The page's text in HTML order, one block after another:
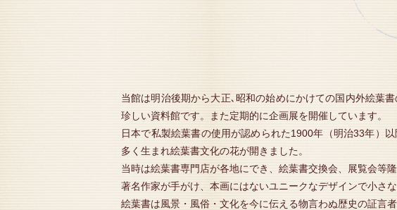
当館は明治後期から大正､昭和の始めにかけての国内外絵葉
珍しい資料館です。また定期的に企画展を開催しています。
日本で私製絵葉書の使用が認められた1900年（明治33年）
多く生まれ絵葉書文化の花が開きました。
当時は絵葉書専門店が各地にでき、絵葉書交換会、展覧会等
著名作家が手がけ、本画にはないユニークなデザインで小さ
絵葉書は風景・風俗・文化を今に伝える物言わぬ歴史の証言